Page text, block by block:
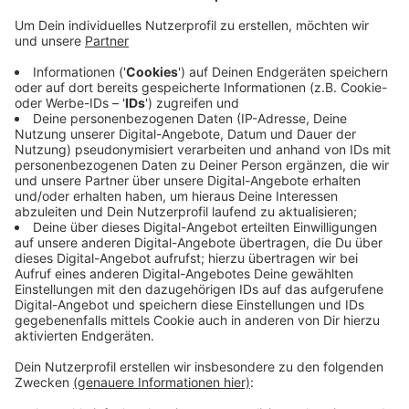
Der Fahrer gab zu gekifft zu haben und keinen
Führerschein zu besitzen. Die Polizisten stellten
außerdem fest, dass die Autokennzeichen gestohlen
waren und das Auto keinen Versicherungsschutz hat.
Das war immer noch nicht alles. Im Auto befand sich
ein verbotener Teleskopschlagstock und ganz in der
Nähe fanden die Polizisten am Straßenrand ein
Tütchen mit Cannabis und ein Ü-Ei mit verdächtigem
weißen Inhalt. Die Sachen waren kurz vor der Kontrolle
aus dem Auto geflogen.
Anzeige